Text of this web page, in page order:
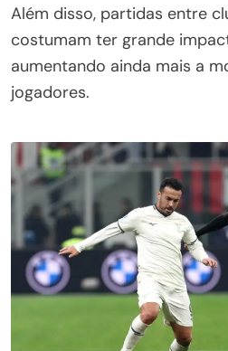
Além disso, partidas entre
costumam ter grande
aumentando ainda mais a
jogadores.